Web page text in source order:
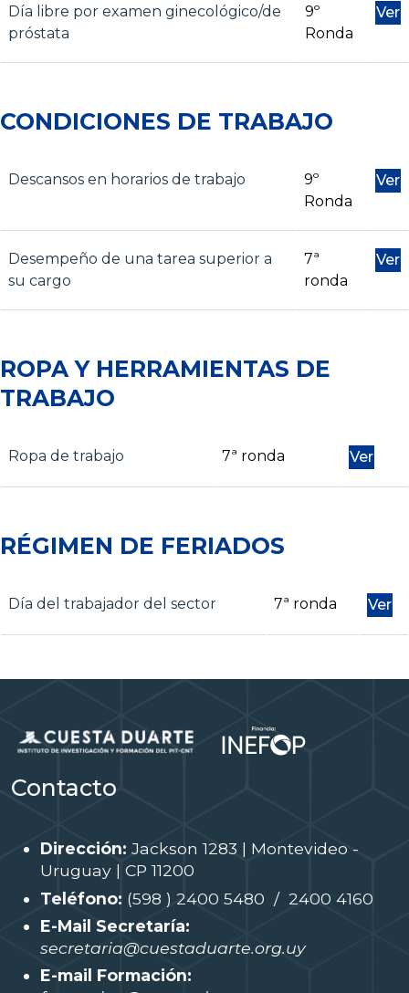
Día libre por examen ginecológico/de
próstata
9º
Ronda
Ver
CONDICIONES DE TRABAJO
Descansos en horarios de trabajo
9º
Ronda
Ver
Desempeño de una tarea superior a
su cargo
7ª
ronda
Ver
ROPA Y HERRAMIENTAS DE
TRABAJO
Ropa de trabajo 7ª ronda Ver
RÉGIMEN DE FERIADOS
Día del trabajador del sector 7ª ronda Ver
Contacto
Dirección: Jackson 1283 | Montevideo -
Uruguay | CP 11200
Teléfono: (598 ) 2400 5480 / 2400 4160
E-Mail Secretaría:
secretaria@cuestaduarte.org.uy
E-mail Formación: